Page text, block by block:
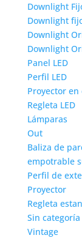
Downlight
Downlight
Downlight
Downlight
Panel LED
Perfil LED
Proyector en
Regleta LED
Lámparas
Out
Baliza de
empotrable
Perfil de
Proyector
Regleta
Sin categoría
Vintage